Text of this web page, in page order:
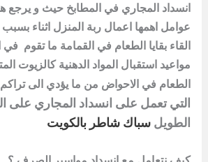
انسداد المجاري في المطابخ حيث و يرجع
عوامل اهمها اعمال ربة المنزل اثناء
القاء بقايا الطعام في القمامة ما تقوم
مواعيد استقبال المواد الدهنية كالزيوت
الطعام في الاحواض من ما يؤدي الى تراكم
التي تعمل على انسداد المجاري على
الطويل سباك شاطر بالكويت